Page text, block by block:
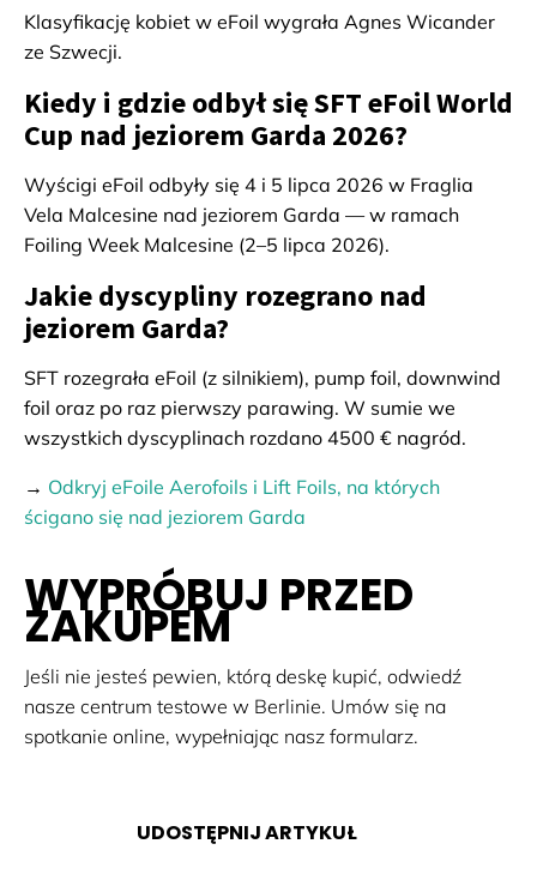
Klasyfikację kobiet w eFoil wygrała Agnes Wicander
ze Szwecji.
Kiedy i gdzie odbył się SFT eFoil World
Cup nad jeziorem Garda 2026?
Wyścigi eFoil odbyły się 4 i 5 lipca 2026 w Fraglia
Vela Malcesine nad jeziorem Garda — w ramach
Foiling Week Malcesine (2–5 lipca 2026).
Jakie dyscypliny rozegrano nad
jeziorem Garda?
SFT rozegrała eFoil (z silnikiem), pump foil, downwind
foil oraz po raz pierwszy parawing. W sumie we
wszystkich dyscyplinach rozdano 4500 € nagród.
→ Odkryj eFoile Aerofoils i Lift Foils, na których
ścigano się nad jeziorem Garda
WYPRÓBUJ PRZED
ZAKUPEM
Jeśli nie jesteś pewien, którą deskę kupić, odwiedź
nasze centrum testowe w Berlinie. Umów się na
spotkanie online, wypełniając nasz formularz.
UDOSTĘPNIJ ARTYKUŁ